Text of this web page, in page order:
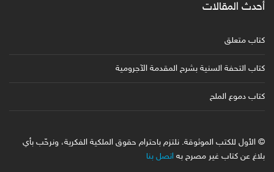
أحدث المقالات
كتاب متعلق
كتاب التحفة السنية بشرح المقدمة الآجرومية
كتاب دموع الملح
© الأول للكتب الموثوقة. نلتزم باحترام حقوق الملكية الفكرية، ونرحّب بأي
بلاغ عن كتاب غير مصرح به اتصل بنا